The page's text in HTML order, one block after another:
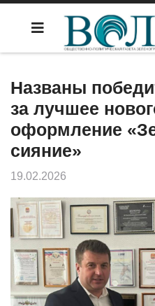
Названы
за лучшее
оформление
сияние»
19.02.2026